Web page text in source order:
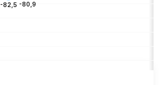
-82,5 -80,9